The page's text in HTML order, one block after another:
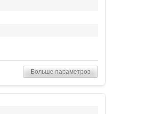
Больше параметров